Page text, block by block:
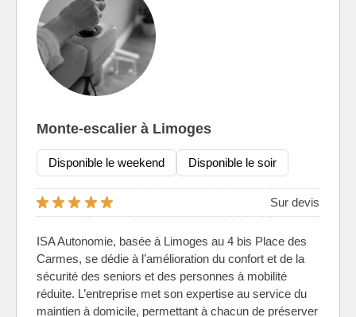
Monte-escalier à Limoges
Disponible le weekend Disponible le soir
Sur devis
ISA Autonomie, basée à Limoges au 4 bis Place des
Carmes, se dédie à l’amélioration du confort et de la
sécurité des seniors et des personnes à mobilité
réduite. L’entreprise met son expertise au service du
maintien à domicile, permettant à chacun de préserver